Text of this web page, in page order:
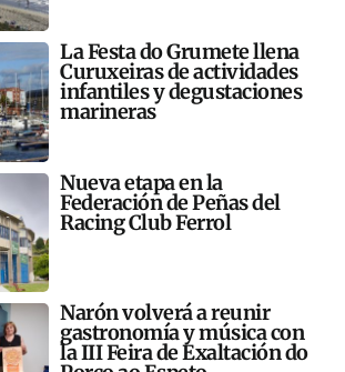
La Festa do Grumete llena
Curuxeiras de actividades
infantiles y degustaciones
marineras
Nueva etapa en la
Federación de Peñas del
Racing Club Ferrol
Narón volverá a reunir
gastronomía y música con
la III Feira de Exaltación do